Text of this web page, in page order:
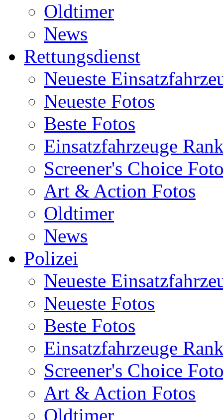
Oldtimer
News
Rettungsdienst
Neueste
Neueste Fotos
Beste Fotos
Einsatzfahrzeuge
Screener's Choice
Art & Action Fotos
Oldtimer
News
Polizei
Neueste
Neueste Fotos
Beste Fotos
Einsatzfahrzeuge
Screener's Choice
Art & Action Fotos
Oldtimer